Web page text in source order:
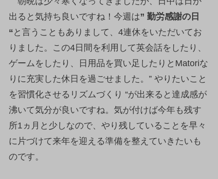
出ると気持ち良いですね！今週は” 勤労感謝の日
“ と言うこともありまして、4連休をいただいてお
りました。この4日間を利用して英会話をしたり、
ゲームをしたり、日用品を買い足したりとMatoriな
りに充実した休日を過ごせました。” やりたいこと
を習慣化させるリズムづくり “が出来ると達成感が
沸いて気分が良いですね。気が付けば今年も残す
所1ヵ月と少しなので、やり残していることを早々
に片づけて来年を迎える準備を整えていきたいも
のです。